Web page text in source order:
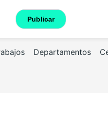
Publicar
Departamentos